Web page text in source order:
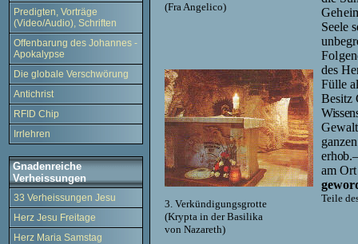
Predigten, Vorträge
(Video/Audio), Schriften
Offenbarung des Johannes -
Apokalypse
Die globale Verschwörung
Antichrist
RFID Chip
Irrlehren
Gnadenreiche
Verheissungen
33 Verheissungen Jesu
Herz Jesu Freitage
Herz Maria Samstag
(Fra Angelico)
3. Verkündigungsgrotte
(Krypta in der Basilika
von Nazareth)
Seele
des
Fülle
Besitz
am
Teile